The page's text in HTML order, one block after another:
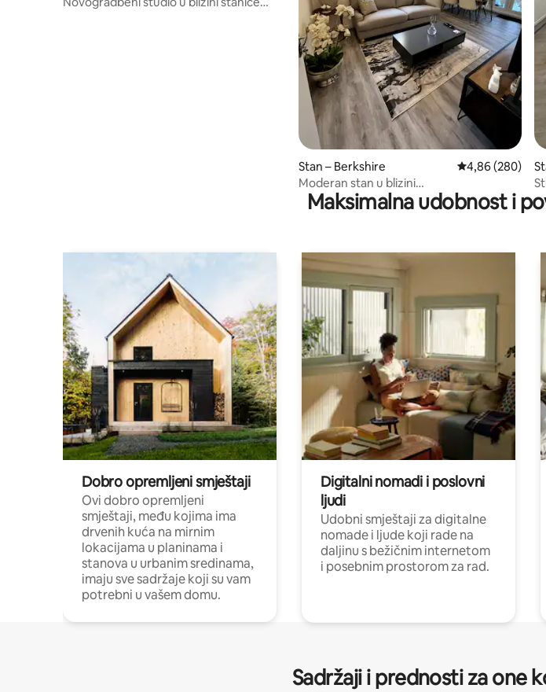
Stan – Berkshire Prosječna
4,86 (280)
Moderan stan u blizini
Heathrowa/Windsora/Slougha
u
Maksimalna udobnost i
Dobro opremljeni smještaji
Ovi dobro opremljeni
smještaji, među kojima ima
drvenih kuća na mirnim
lokacijama u planinama i
stanova u urbanim sredinama,
imaju sve sadržaje koji su vam
potrebni u vašem domu.
Digitalni nomadi i poslovni
ljudi
Udobni smještaji za digitalne
nomade i ljude koji rade na
daljinu s bežičnim internetom
i posebnim prostorom za rad.
Sadržaji i prednosti za one